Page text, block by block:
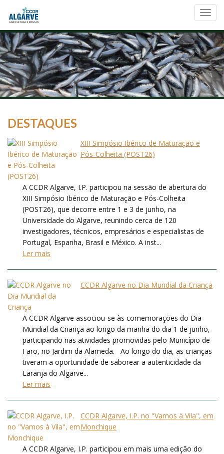
DESTAQUES
XIII Simpósio Ibérico de Maturação e
Pós-Colheita (POST26)
A CCDR Algarve, I.P. participou na sessão de abertura do
XIII Simpósio Ibérico de Maturação e Pós-Colheita
(POST26), que decorre entre 1 e 3 de junho, na
Universidade do Algarve, reunindo cerca de 120
investigadores, técnicos, empresários e especialistas de
Portugal, Espanha, Brasil e México. A inst...
Ler mais
CCDR Algarve no Dia Mundial da Criança
A CCDR Algarve associou-se às comemorações do Dia
Mundial da Criança ao longo da manhã do dia 1 de junho,
participando nas atividades promovidas pelo Município de
Faro, no Jardim da Alameda. Ao longo do dia, as crianças
tiveram a oportunidade de saborear a autenticidade da
Laranja do Algarve...
Ler mais
CCDR Algarve, I.P. no "Vamos à Vila", em
Monchique
A CCDR Algarve, I.P. participou em mais uma edição do